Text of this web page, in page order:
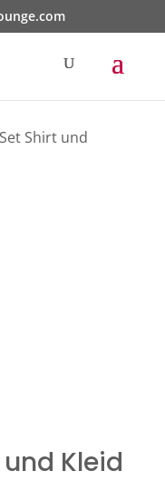
Shirt und
und Kleid